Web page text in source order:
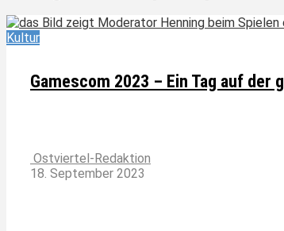
Kultur
Gamescom 2023 – Ein Tag auf der
Ostviertel-Redaktion
18. September 2023